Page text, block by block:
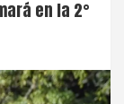
en la 2°